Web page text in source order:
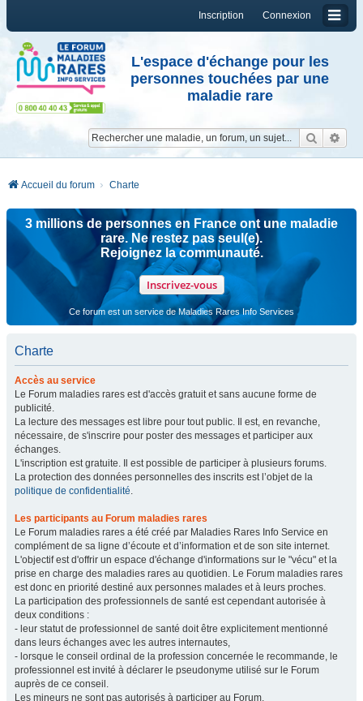
Connexion
Inscription
L'espace d'échange pour les
personnes touchées par une
maladie rare
Accueil du forum Charte
3 millions de personnes en France ont une maladie
rare. Ne restez pas seul(e).
Rejoignez la communauté.
Inscrivez-vous
Ce forum est un service de Maladies Rares Info Services
Charte
Accès au service
Le Forum maladies rares est d'accès gratuit et sans aucune forme de
publicité.
La lecture des messages est libre pour tout public. Il est, en revanche,
nécessaire, de s'inscrire pour poster des messages et participer aux
échanges.
L'inscription est gratuite. Il est possible de participer à plusieurs forums.
La protection des données personnelles des inscrits est l’objet de la
politique de confidentialité.
Les participants au Forum maladies rares
Le Forum maladies rares a été créé par Maladies Rares Info Service en
complément de sa ligne d’écoute et d’information et de son site internet.
L'objectif est d'offrir un espace d'échange d'informations sur le "vécu" et la
prise en charge des maladies rares au quotidien. Le Forum maladies rares
est donc en priorité destiné aux personnes malades et à leurs proches.
La participation des professionnels de santé est cependant autorisée à
deux conditions :
- leur statut de professionnel de santé doit être explicitement mentionné
dans leurs échanges avec les autres internautes,
- lorsque le conseil ordinal de la profession concernée le recommande, le
professionnel est invité à déclarer le pseudonyme utilisé sur le Forum
auprès de ce conseil.
Les mineurs ne sont pas autorisés à participer au Forum.